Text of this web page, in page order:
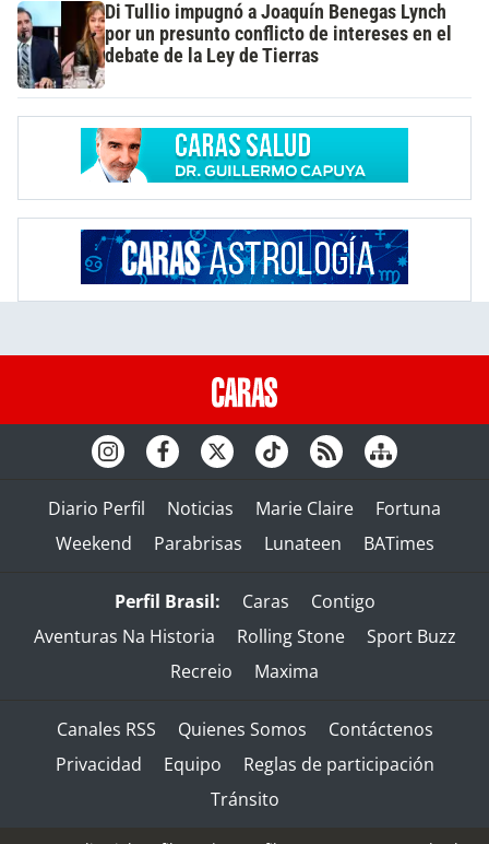
Di Tullio impugnó a Joaquín Benegas Lynch
por un presunto conflicto de intereses en el
debate de la Ley de Tierras
Diario Perfil Noticias Marie Claire
Fortuna
Weekend
Parabrisas Lunateen BATimes
Perfil Brasil: Caras
Contigo
Aventuras Na Historia
Rolling Stone
Sport Buzz
Recreio
Maxima
Canales RSS Quienes Somos
Contáctenos
Privacidad
Equipo
Reglas de participación
Tránsito